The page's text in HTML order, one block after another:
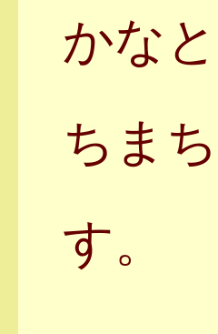
かなと
ちま
す。